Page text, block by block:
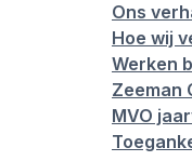
Ons
Hoe wij
Werken
Zeeman
MVO